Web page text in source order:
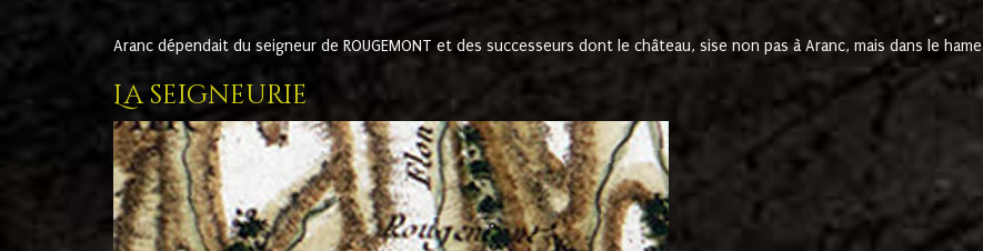
Aranc dépendait du seigneur de ROUGEMONT et des successeurs dont le château, sise non pas à Aranc, mais dans le
La seigneurie